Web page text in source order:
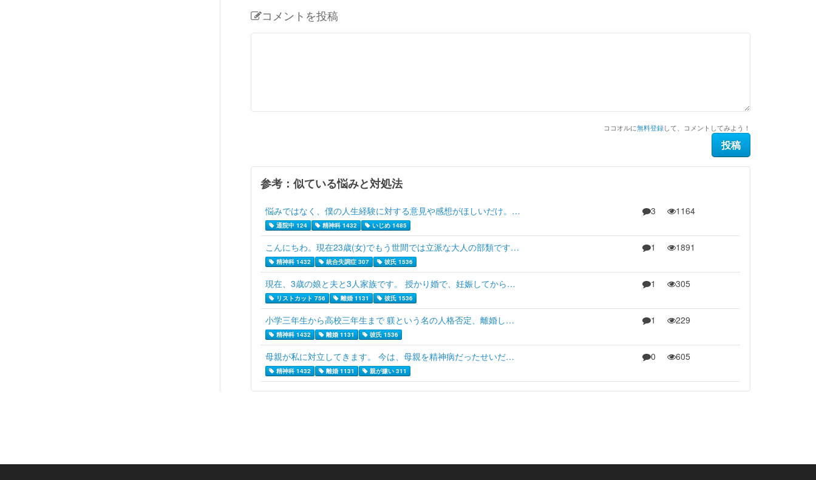
コメントを投稿
ココオルに無料登録して、コメントしてみよう！
参考：似ている悩みと対処法
悩みではなく、僕の人生経験に対する意見や感想がほしいだけ。…
通院中 124 精神科 1432 いじめ 1485
3 1164
こんにちわ。現在23歳(女)でもう世間では立派な大人の部類です…
精神科 1432 統合失調症 307 彼氏 1536
1 1891
現在、3歳の娘と夫と3人家族です。 授かり婚で、妊娠してから…
リストカット 756 離婚 1131 彼氏 1536
1 305
小学三年生から高校三年生まで 躾という名の人格否定、離婚し…
精神科 1432 離婚 1131 彼氏 1536
1 229
母親が私に対立してきます。 今は、母親を精神病だったせいだ…
精神科 1432 離婚 1131 親が嫌い 311
0 605